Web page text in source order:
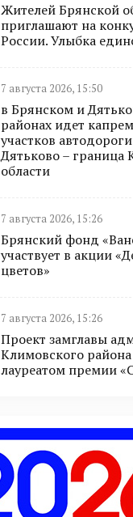
Жителей Брянской
приглашают на
России. Улыбка
7 августа 2026, 15:50
в Брянском и
районах идет
участков
Дятьково – граница
области
7 августа 2026, 15:26
Брянский фонд
участвует в акции
цветов»
7 августа 2026, 15:26
Проект замглавы
Климовского района
лауреатом премии